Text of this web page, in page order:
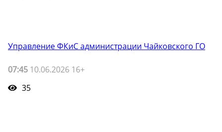
Управление ФКиС администрации Чайковского ГО
07:45 10.06.2026 16+
35